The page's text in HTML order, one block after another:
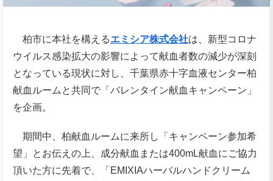
柏市に本社を構えるエミシア株式会社は、新型コロナ
ウイルス感染拡大の影響によって献血者数の減少が深刻
となっている現状に対し、千葉県赤十字血液センター柏
献血ルームと共同で「バレンタイン献血キャンペーン」
を企画。
期間中、柏献血ルームに来所し「キャンペーン参加希
望」とお伝えの上、成分献血または400mL献血にご協力
頂いた方に先着で、「EMIXIAハーバルハンドクリーム